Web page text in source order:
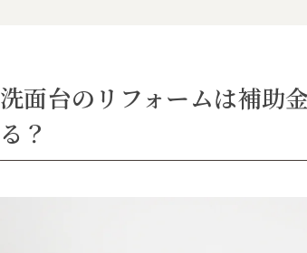
洗面台のリフォームは補助
る？